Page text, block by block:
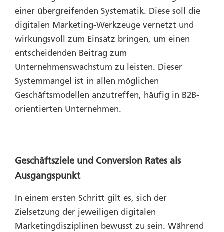
einer übergreifenden Systematik. Diese soll die
digitalen Marketing-Werkzeuge vernetzt und
wirkungsvoll zum Einsatz bringen, um einen
entscheidenden Beitrag zum
Unternehmenswachstum zu leisten. Dieser
Systemmangel ist in allen möglichen
Geschäftsmodellen anzutreffen, häufig in B2B-
orientierten Unternehmen.
Geschäftsziele und Conversion Rates als
Ausgangspunkt
In einem ersten Schritt gilt es, sich der
Zielsetzung der jeweiligen digitalen
Marketingdisziplinen bewusst zu sein. Während